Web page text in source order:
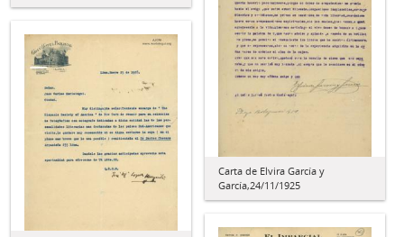
Carta de Elvira García y
García,24/11/1925